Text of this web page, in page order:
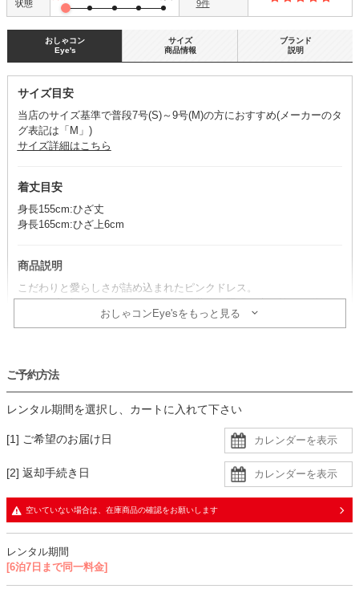
状態
9件
おしゃコン
Eye's
サイズ目安
当店のサイズ基準で普段7号(S)～9号(M)の方におすすめ(メーカーのタ
グ表記は「M」)
サイズ詳細はこちら
着丈目安
身長155cm:ひざ丈
身長165cm:ひざ上6cm
商品説明
こだわりと愛らしさが詰め込まれたピンクドレス。
ドレープと裾にあしらわれたビーズの装飾が照明の光を拾い、動くた
びにほのかに輝き華やかさをプラスします。
おしゃコンEye'sをもっと見る
小物をブラックで統一すると、甘過ぎない大人フェミニンなコーディ
より柔らかさをプラスしたい場合は、ベージュ・アイボリー系の小物
生地
・ドレスはシフォン生地に同色裏地の二枚重ね
・バックにはレース生地に同色裏地の二枚重ね
おすすめシーン
結婚式、二次会、謝恩会、成人式、同窓会、パーティー、お食事会、
デートなど
サイズ
商品情報
ブランド
説明
ご予約方法
レンタル期間を選択し、カートに入れて下さい
[1] ご希望のお届け日
[2] 返却手続き日
空いていない場合は、在庫商品の確認をお願いします
レンタル期間
[6泊7日まで同一料金]